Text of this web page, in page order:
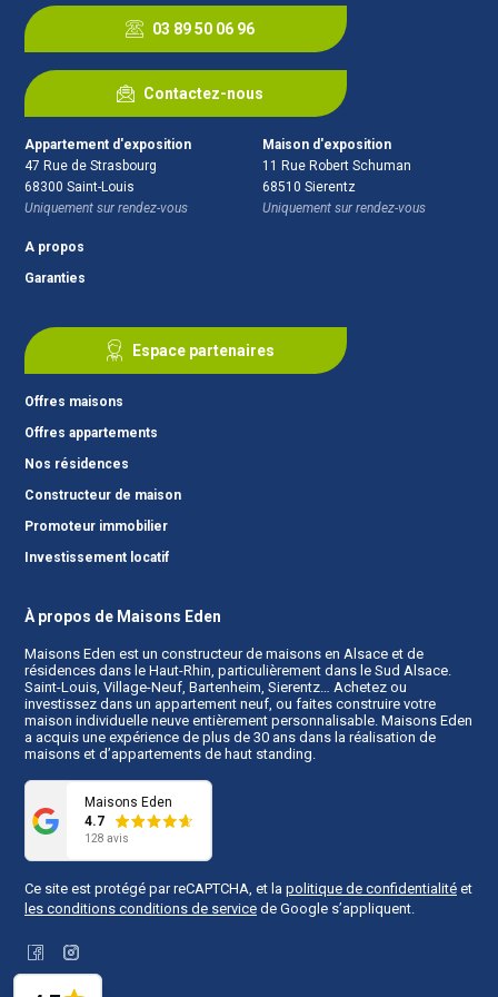
03 89 50 06 96
Contactez-nous
Appartement d'exposition
47 Rue de Strasbourg
68300 Saint-Louis
Uniquement sur rendez-vous
Maison d'exposition
11 Rue Robert Schuman
68510 Sierentz
Uniquement sur rendez-vous
A propos
Garanties
Espace partenaires
Offres maisons
Offres appartements
Nos résidences
Constructeur de maison
Promoteur immobilier
Investissement locatif
À propos de Maisons Eden
Maisons Eden est un constructeur de maisons en Alsace et de
résidences dans le Haut-Rhin, particulièrement dans le Sud Alsace.
Saint-Louis, Village-Neuf, Bartenheim, Sierentz… Achetez ou
investissez dans un appartement neuf, ou faites construire votre
maison individuelle neuve entièrement personnalisable. Maisons Eden
a acquis une expérience de plus de 30 ans dans la réalisation de
maisons et d’appartements de haut standing.
Maisons Eden
4.7
128 avis
Ce site est protégé par reCAPTCHA, et la politique de confidentialité et
les conditions conditions de service de Google s’appliquent.
FacebookInstagram